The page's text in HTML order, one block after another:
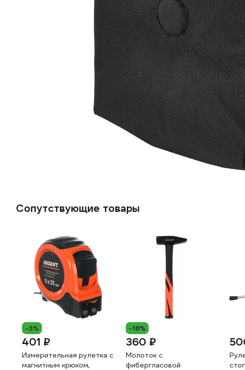
Сопутствующие товары
-3%
401 ₽
Измерительная рулетка с
магнитным крюком,
-18%
360 ₽
Молоток с
фибергласовой